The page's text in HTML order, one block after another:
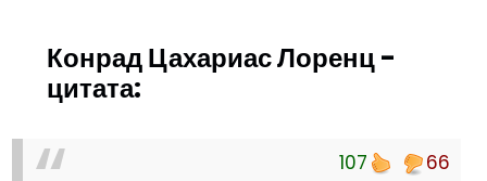
Конрад Цахариас Лоренц -
цитата:
107 66